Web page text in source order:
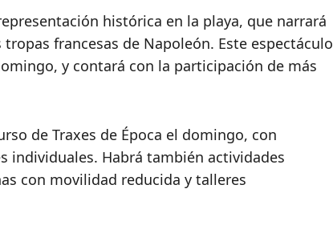
histórica en la playa, que narrará
francesas de Napoleón. Este espectáculo
y contará con la participación de más
de Traxes de Época el domingo, con
individuales. Habrá también actividades
con movilidad reducida y talleres